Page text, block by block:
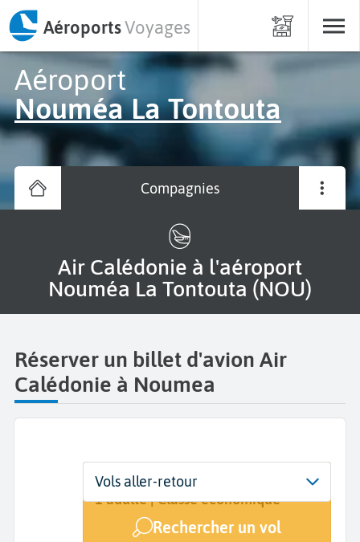
AéroportsVoyages
Aéroport
Nouméa La Tontouta
Compagnies
Air Calédonie à l'aéroport
Nouméa La Tontouta (NOU)
Réserver un billet d'avion Air
Calédonie à Noumea
Départ
Nouméa La Tontouta (NOU)
Dates
Dates de votre voyage
Voyageurs | Classe
1 adulte | Classe économique
Rechercher un vol
Vols aller-retour